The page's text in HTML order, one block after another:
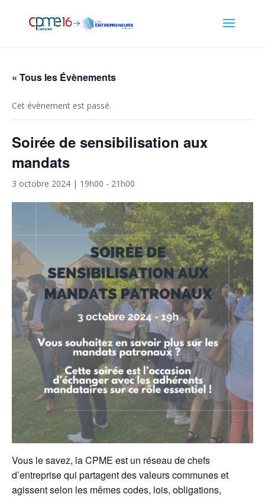
« Tous les Évènements
Cet évènement est passé.
Soirée de sensibilisation aux
mandats
3 octobre 2024 | 19h00 - 21h00
Vous le savez, la CPME est un réseau de chefs
d’entreprise qui partagent des valeurs communes et
agissent selon les mêmes codes, lois, obligations,